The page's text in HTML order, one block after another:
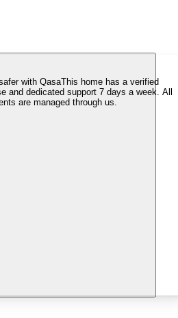
with QasaThis home has a verified
and dedicated support 7 days a week. All
are managed through us.